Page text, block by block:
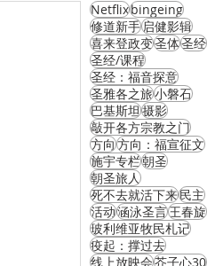
Netflixbingeing
修道新手启健影辑
喜来登政变圣体圣经
圣经/课程
圣经：福音探意
圣雅各之旅小磐石
巴基斯坦摄影
敲开各方宗教之门
方向方向：福宣征文
施宇专栏朝圣
朝圣旅人
死不去就活下来民主
活动涵泳圣言王春旋
玻利维亚牧民札记
疫起：撑过去
线上放映会芥子心30